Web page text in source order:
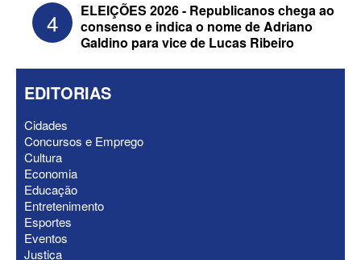
ELEIÇÕES 2026 - Senado: Novo
anuncia Zé Carneiro e Pastor Jader
Medeiros na suplência de Major Fábio
4
ELEIÇÕES 2026 - Republicanos chega ao
consenso e indica o nome de Adriano
Galdino para vice de Lucas Ribeiro
EDITORIAS
Cidades
Concursos e Emprego
Cultura
Economia
Educação
Entretenimento
Esportes
Eventos
Justiça